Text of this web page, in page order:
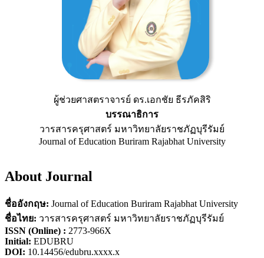
ผู้ช่วยศาสตราจารย์ ดร.เอกชัย ธีรภัคสิริ
บรรณาธิการ
วารสารครุศาสตร์ มหาวิทยาลัยราชภัฏบุรีรัมย์
Journal of Education Buriram Rajabhat University
About Journal
ชื่ออังกฤษ: Journal of Education Buriram Rajabhat University
ชื่อไทย: วารสารครุศาสตร์ มหาวิทยาลัยราชภัฏบุรีรัมย์
ISSN (Online) : 2773-966X
Initial: EDUBRU
DOI: 10.14456/edubru.xxxx.x